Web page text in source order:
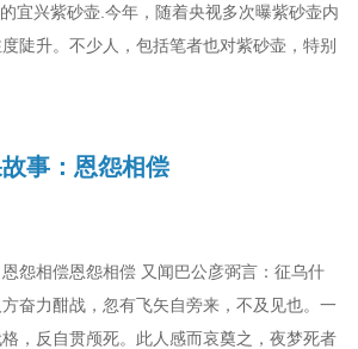
宜兴紫砂壶.今年，随着央视多次曝紫砂壶内
陡升。不少人，包括笔者也对紫砂壶，特别
事：恩怨相偿
怨相偿恩怨相偿 又闻巴公彦弼言：征乌什
奋力酣战，忽有飞矢自旁来，不及见也。一
，反自贯颅死。此人感而哀奠之，夜梦死者